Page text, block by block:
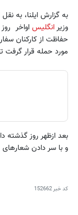
به گزارش ایلنا، به
وزیرانگلیس اواخر
حفاظت از کارکنان
مورد حمله قرار گرفت
بعد ازظهر روز گذشته
و با سر دادن
کد خبر152662